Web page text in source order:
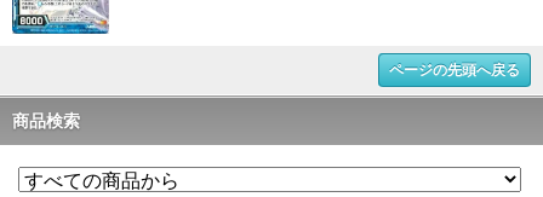
ページの先頭へ戻る
商品検索